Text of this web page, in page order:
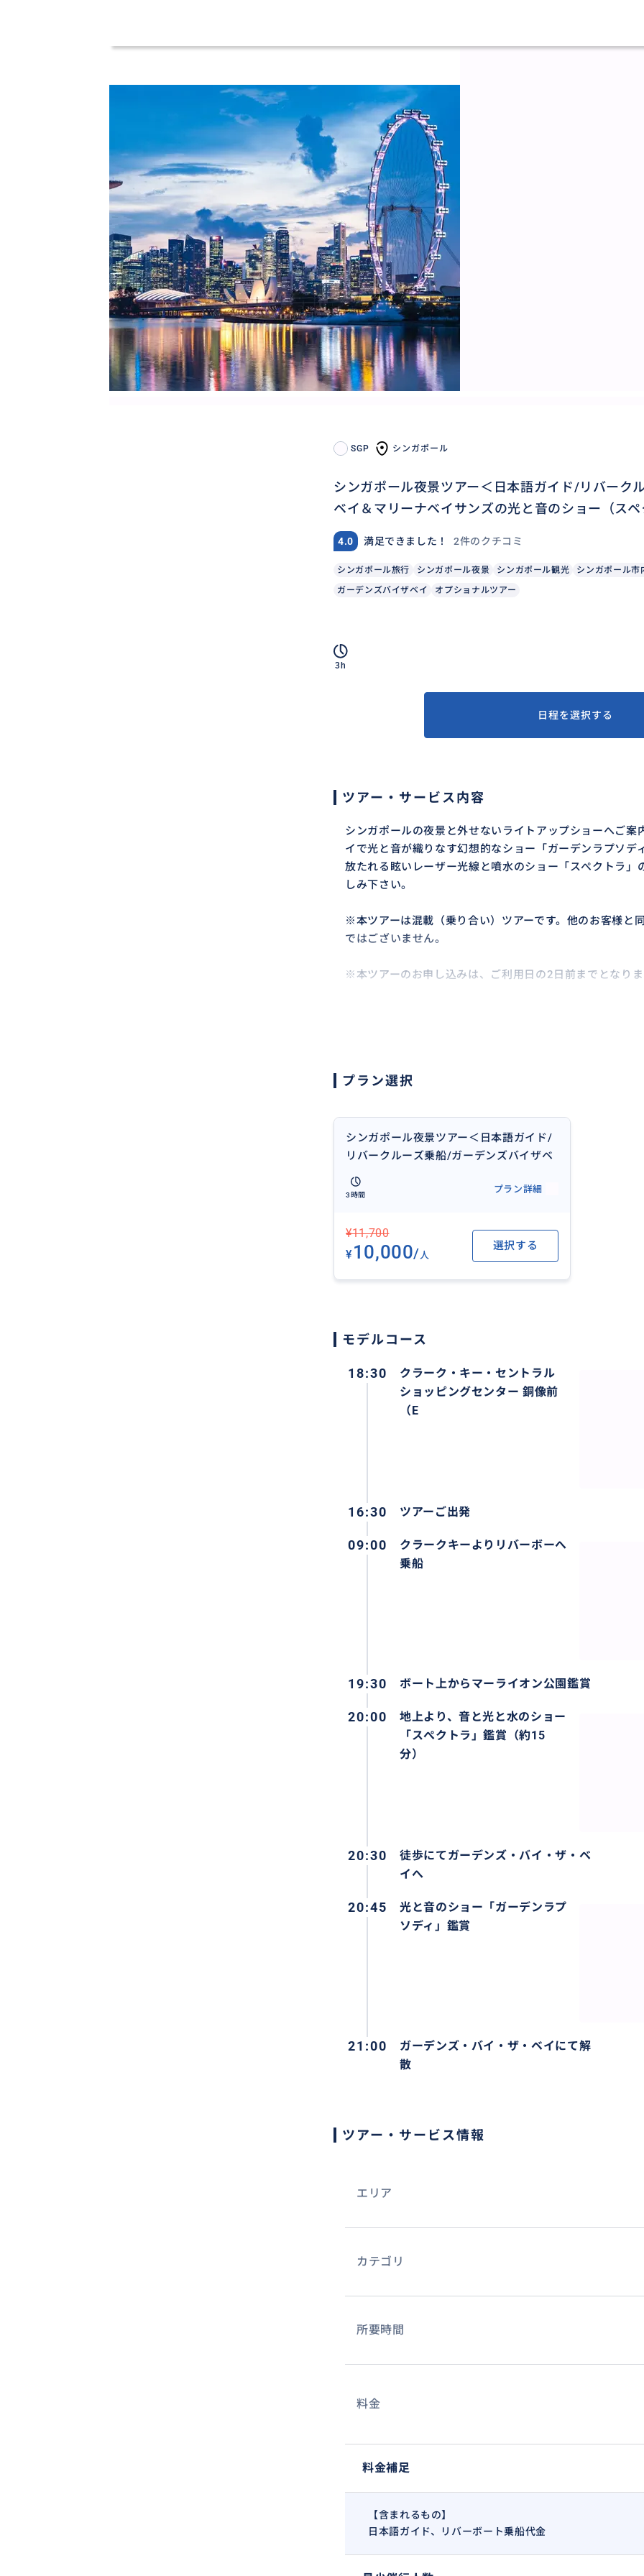
SGP シンガポール
シンガポール夜景ツアー＜日本語ガイド/リバーク
ベイ＆マリーナベイサンズの光と音のショー（ス
4.0 満足できました！ 2件のクチコミ
シンガポール旅行 シンガポール夜景 シンガポール観光 シンガポール市
ガーデンズバイザベイ
オプショナルツアー
3h
日程を選択する
ツアー・サービス内容
シンガポールの夜景と外せないライトアップショーへご案
イで光と音が織りなす幻想的なショー「ガーデンラプソデ
放たれる眩いレーザー光線と噴水のショー「スぺクトラ」
しみ下さい。
※本ツアーは混載（乗り合い）ツアーです。他のお客様と
ではございません。
※本ツアーのお申し込みは、ご利用日の2日前までとなりま
プラン選択
シンガポール夜景ツアー＜日本語ガイド/
リバークルーズ乗船/ガーデンズバイザベ
イ＆マリーナベイサンズの光と音のショ
ー（スペクトラ）鑑賞＞ O3
3時間
プラン詳細
¥11,700
¥10,000/人
選択する
モデルコース
18:30
クラーク・キー・セントラル
ショッピングセンター 銅像前
（E
16:30 ツアーご出発
09:00
クラークキーよりリバーボーへ
乗船
19:30 ボート上からマーライオン公園鑑賞
20:00
地上より、音と光と水のショー
「スぺクトラ」鑑賞（約15
分）
20:30
徒歩にてガーデンズ・バイ・ザ・ベ
イへ
20:45
光と音のショー「ガーデンラプ
ソディ」鑑賞
21:00
ガーデンズ・バイ・ザ・ベイにて解
散
ツアー・サービス情報
エリア
カテゴリ
所要時間
料金
料金補足
【含まれるもの】
日本語ガイド、リバーボート乗船代金